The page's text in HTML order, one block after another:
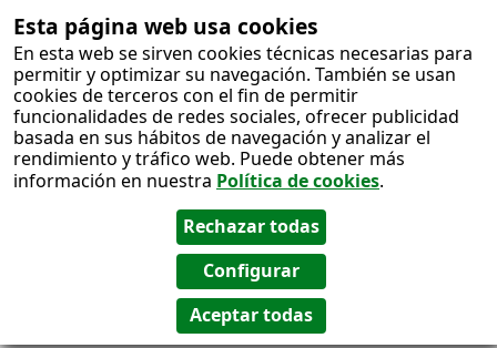
Esta página web usa cookies
En esta web se sirven cookies técnicas necesarias para
permitir y optimizar su navegación. También se usan
cookies de terceros con el fin de permitir
funcionalidades de redes sociales, ofrecer publicidad
basada en sus hábitos de navegación y analizar el
rendimiento y tráfico web. Puede obtener más
información en nuestra Política de cookies.